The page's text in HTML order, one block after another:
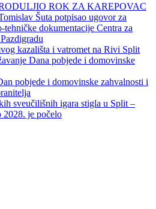
ROK ZA KAREPOVAC
Šuta potpisao ugovor za
tehničke dokumentacije Centra za
kazališta i vatromet na Rivi Split
Dana pobjede i domovinske
pobjede i domovinske zahvalnosti i
sveučilišnih igara stigla u Split –
2028. je počelo